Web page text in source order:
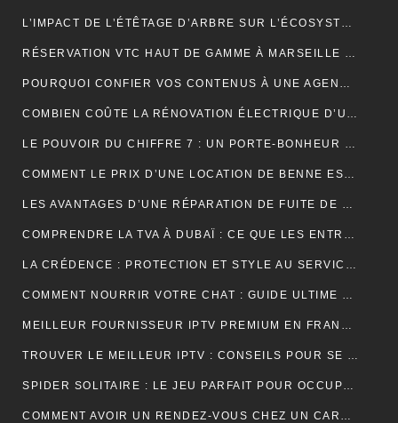
L’IMPACT DE L’ÉTÊTAGE D’ARBRE SUR L’ÉCOSYSTÈME
RÉSERVATION VTC HAUT DE GAMME À MARSEILLE : LUXE ET CONFORT
POURQUOI CONFIER VOS CONTENUS À UNE AGENCE DE RÉDACTION ? LA CLÉ DU SUCCÈS EN LIGNE
COMBIEN COÛTE LA RÉNOVATION ÉLECTRIQUE D’UNE MAISON OU D’UN APPARTEMENT ?
LE POUVOIR DU CHIFFRE 7 : UN PORTE-BONHEUR MYSTIQUE
COMMENT LE PRIX D’UNE LOCATION DE BENNE EST-IL CALCULÉ ?
LES AVANTAGES D’UNE RÉPARATION DE FUITE DE TOITURE EN URGENCE
COMPRENDRE LA TVA À DUBAÏ : CE QUE LES ENTREPRISES DOIVENT SAVOIR
LA CRÉDENCE : PROTECTION ET STYLE AU SERVICE DE VOTRE INTÉRIEUR
COMMENT NOURRIR VOTRE CHAT : GUIDE ULTIME SUR LA NUTRITION ADAPTÉE ET OPTIMALE
MEILLEUR FOURNISSEUR IPTV PREMIUM EN FRANCE : UNE EXPÉRIENCE TÉLÉVISUELLE SUR MESURE
TROUVER LE MEILLEUR IPTV : CONSEILS POUR SE RETROUVER PLUS FACILEMENT
SPIDER SOLITAIRE : LE JEU PARFAIT POUR OCCUPER VOTRE TEMPS LIBRE ET STIMULER VOTRE CERVEAU !
COMMENT AVOIR UN RENDEZ-VOUS CHEZ UN CARDIOLOGUE À FÈS ?